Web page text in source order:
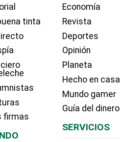
tinta
firmas
Economía
Revista
Deportes
Opinión
Planeta
Hecho en casa
Mundo gamer
Guía del dinero
SERVICIOS